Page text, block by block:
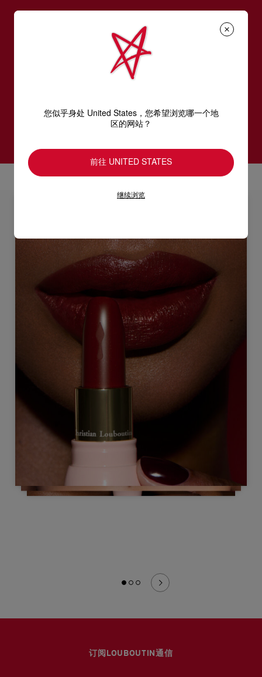
经典Rouge Louboutin唇膏
色彩鲜艳、妆效持久，轻轻一抹，顺滑舒适，打造令人瞩
目的迷人双唇。Rouge Louboutin Velvet Matte唇膏持妆
旧倍感舒适*，**。
*对31位女性进行仪器测试。 **对20位女性进行
订阅LOUBOUTIN通信
您似乎身处 United States，您希望浏览哪一个地
区的网站？
前往 UNITED STATES
继续浏览